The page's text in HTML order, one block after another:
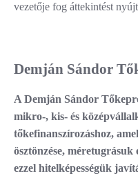
vezetője fog áttekintést
Demján Sándor
A Demján Sándor
mikro-, kis- és
tőkefinanszírozáshoz,
ösztönzése, méretugrásuk
ezzel hitelképességük